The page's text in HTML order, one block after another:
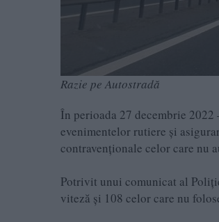
Razie pe Autostradă
În perioada 27 decembrie
evenimentelor rutiere și
contravenționale celor care nu
Potrivit unui comunicat al
viteză și 108 celor care nu